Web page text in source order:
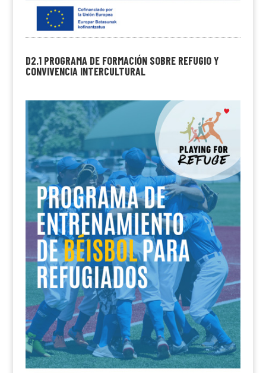
D2.1 PROGRAMA DE FORMACIÓN SOBRE REFUGIO Y
CONVIVENCIA INTERCULTURAL